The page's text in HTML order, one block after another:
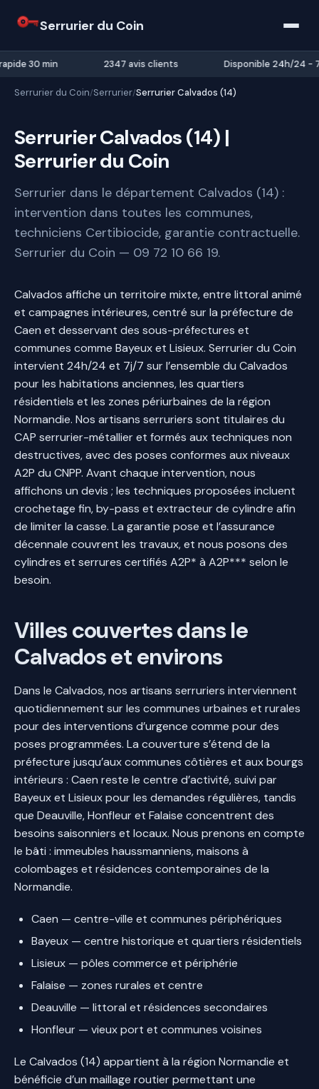
Serrurier du Coin
30 min 2347 avis clients Disponible 24h/24 -
Serrurier du Coin/Serrurier/Serrurier Calvados (14)
Serrurier Calvados (14) |
Serrurier du Coin
Serrurier dans le département Calvados (14) :
intervention dans toutes les communes,
techniciens Certibiocide, garantie contractuelle.
Serrurier du Coin — 09 72 10 66 19.
Calvados affiche un territoire mixte, entre littoral animé
et campagnes intérieures, centré sur la préfecture de
Caen et desservant des sous-préfectures et
communes comme Bayeux et Lisieux. Serrurier du Coin
intervient 24h/24 et 7j/7 sur l’ensemble du Calvados
pour les habitations anciennes, les quartiers
résidentiels et les zones périurbaines de la région
Normandie. Nos artisans serruriers sont titulaires du
CAP serrurier-métallier et formés aux techniques non
destructives, avec des poses conformes aux niveaux
A2P du CNPP. Avant chaque intervention, nous
affichons un devis ; les techniques proposées incluent
crochetage fin, by-pass et extracteur de cylindre afin
de limiter la casse. La garantie pose et l’assurance
décennale couvrent les travaux, et nous posons des
cylindres et serrures certifiés A2P* à A2P*** selon le
besoin.
Villes couvertes dans le
Calvados et environs
Dans le Calvados, nos artisans serruriers interviennent
quotidiennement sur les communes urbaines et rurales
pour des interventions d’urgence comme pour des
poses programmées. La couverture s’étend de la
préfecture jusqu’aux communes côtières et aux bourgs
intérieurs : Caen reste le centre d’activité, suivi par
Bayeux et Lisieux pour les demandes régulières, tandis
que Deauville, Honfleur et Falaise concentrent des
besoins saisonniers et locaux. Nous prenons en compte
le bâti : immeubles haussmanniens, maisons à
colombages et résidences contemporaines de la
Normandie.
Caen — centre-ville et communes périphériques
Bayeux — centre historique et quartiers résidentiels
Lisieux — pôles commerce et périphérie
Falaise — zones rurales et centre
Deauville — littoral et résidences secondaires
Honfleur — vieux port et communes voisines
Le Calvados (14) appartient à la région Normandie et
bénéficie d’un maillage routier permettant une